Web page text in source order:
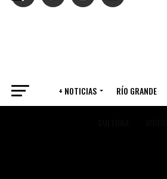
+ NOTICIAS RÍO GRANDE